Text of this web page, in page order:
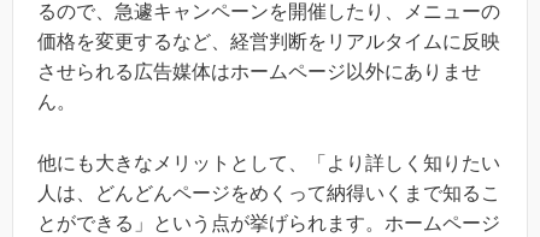
るので、急遽キャンペーンを開催したり、メニューの
価格を変更するなど、経営判断をリアルタイムに反映
させられる広告媒体はホームページ以外にありませ
ん。
他にも大きなメリットとして、「より詳しく知りたい
人は、どんどんページをめくって納得いくまで知るこ
とができる」という点が挙げられます。ホームページ